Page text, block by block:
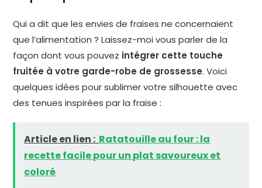
Qui a dit que les envies de fraises ne concernaient
que l’alimentation ? Laissez-moi vous parler de la
façon dont vous pouvez intégrer cette touche
fruitée à votre garde-robe de grossesse. Voici
quelques idées pour sublimer votre silhouette avec
des tenues inspirées par la fraise :
Article en lien : Ratatouille au four : la
recette facile pour un plat savoureux et
coloré